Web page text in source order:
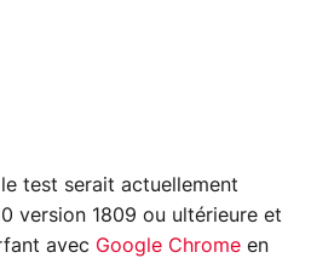
test serait actuellement
version 1809 ou ultérieure et
avec Google Chrome en